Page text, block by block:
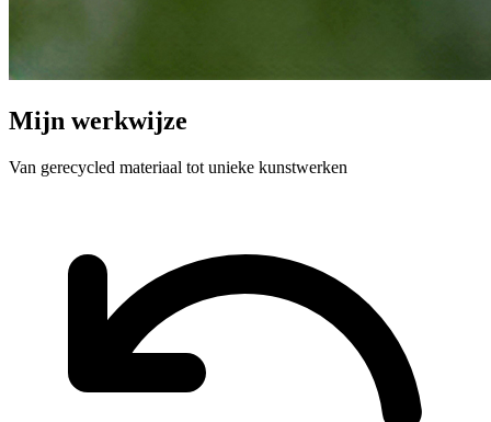
Mijn werkwijze
Van gerecycled materiaal tot unieke kunstwerken